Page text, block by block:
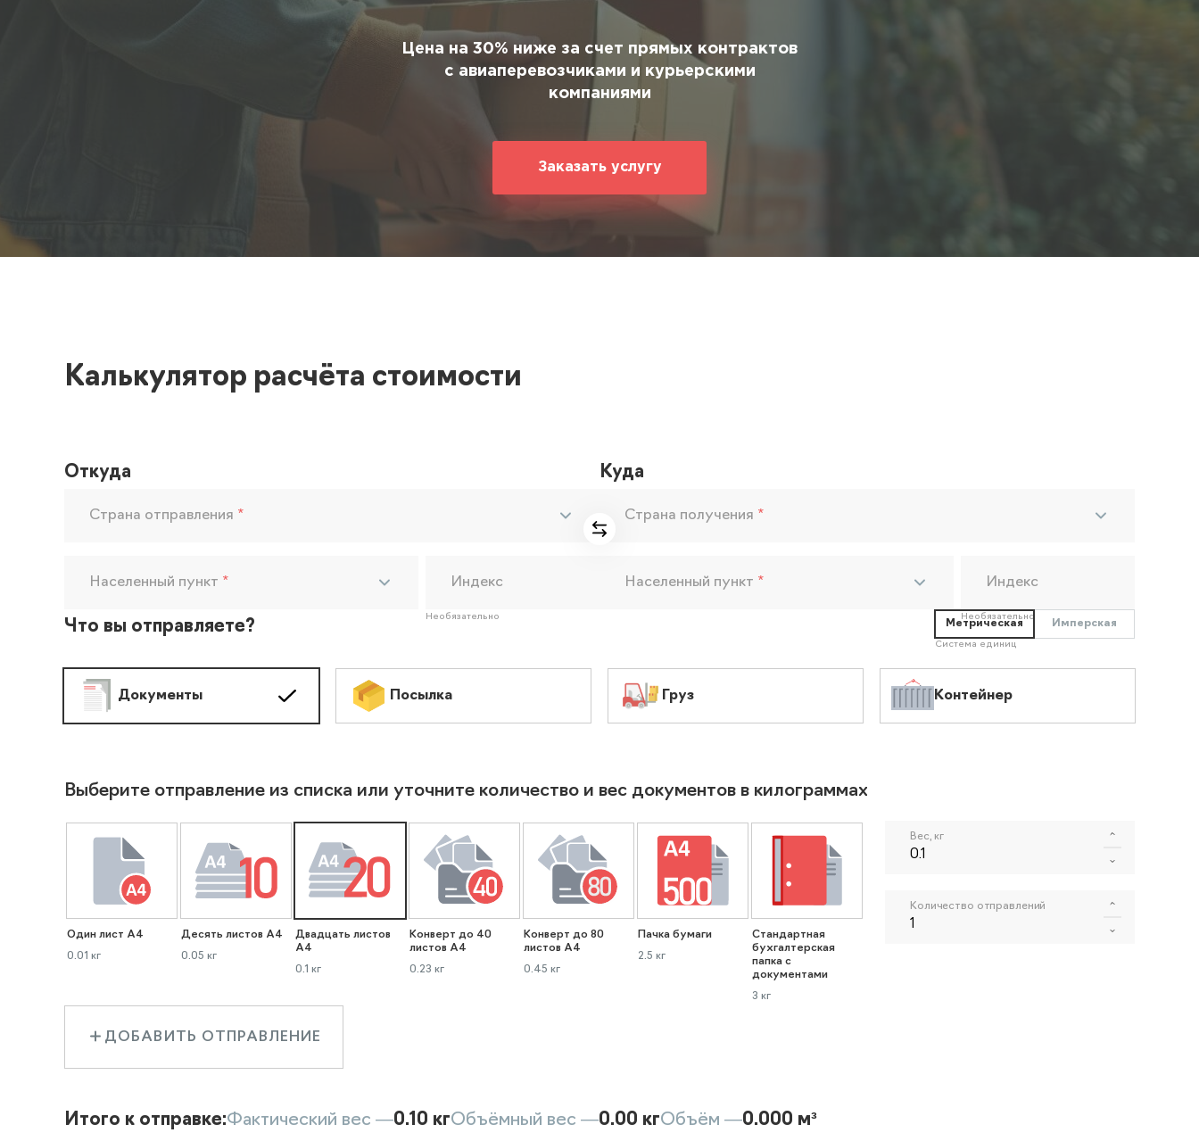
декларирование
Страхование
Цена на 30% ниже за счет прямых контрактов
с авиаперевозчиками и курьерскими
компаниями
Заказать услугу
Калькулятор расчёта стоимости
Откуда
Страна отправления *
Населенный пункт * Индекс
Необязательно
Куда
Страна получения *
Населенный пункт * Индекс
Необязательно
Что вы отправляете? Метрическая Имперская
Система единиц
Документы Посылка Груз Контейнер
Выберите отправление из списка или уточните количество и вес документов в килограммах
Один лист А4
0.01 кг
Десять листов А4
0.05 кг
Двадцать листов
А4
0.1 кг
Конверт до 40
листов А4
0.23 кг
Конверт до 80
листов А4
0.45 кг
Пачка бумаги
2.5 кг
Стандартная
бухгалтерская
папка с
документами
3 кг
Вес, кг
Количество отправлений
ДОБАВИТЬ ОТПРАВЛЕНИЕ
Итого к отправке:Фактический вес —0.10 кгОбъёмный вес —0.00 кгОбъём —0.000 м³